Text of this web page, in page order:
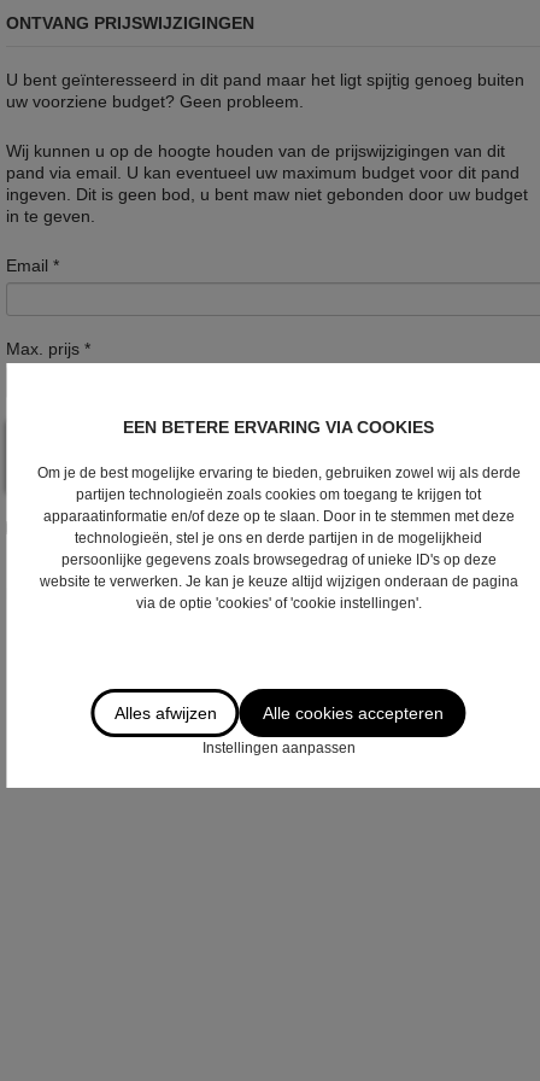
ONTVANG PRIJSWIJZIGINGEN
U bent geïnteresseerd in dit pand maar het ligt spijtig genoeg buiten
uw voorziene budget? Geen probleem.
Wij kunnen u op de hoogte houden van de prijswijzigingen van dit
pand via email. U kan eventueel uw maximum budget voor dit pand
ingeven. Dit is geen bod, u bent maw niet gebonden door uw budget
in te geven.
Email *
Max. prijs *
Ik wens de nieuwsbrief te ontvangen
Door dit formulier te verzenden verklaart u zich akkoord met ons
privacy statement.
EEN BETERE ERVARING VIA COOKIES
Om je de best mogelijke ervaring te bieden, gebruiken zowel wij als derde
partijen technologieën zoals cookies om toegang te krijgen tot
apparaatinformatie en/of deze op te slaan. Door in te stemmen met deze
technologieën, stel je ons en derde partijen in de mogelijkheid
persoonlijke gegevens zoals browsegedrag of unieke ID's op deze
website te verwerken. Je kan je keuze altijd wijzigen onderaan de pagina
via de optie 'cookies' of 'cookie instellingen'.
Alles afwijzen Alle cookies accepteren
Instellingen aanpassen